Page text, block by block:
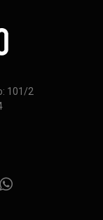
101/2
WhatsApp